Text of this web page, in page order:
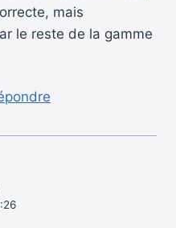
mais
le reste de la gamme